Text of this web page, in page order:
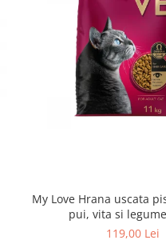
My Love Hrana uscata
pui, vita si
119,00 Lei